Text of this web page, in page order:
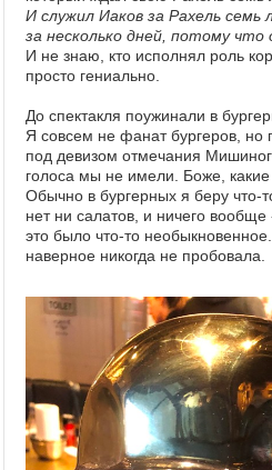
И служил Иаков за Рахель семь
за несколько дней, потому что
И не знаю, кто исполнял роль
просто гениально.
До спектакля поужинали в
Я совсем не фанат бургеров, но
под девизом отмечания
голоса мы не имели. Боже, какие
Обычно в бургерных я беру что-
нет ни салатов, и ничего
это было что-то
наверное никогда не пробовала.